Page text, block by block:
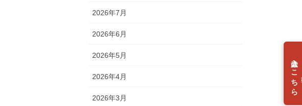
2026年7月
2026年6月
2026年5月
2026年4月
2026年3月
入会はこちら